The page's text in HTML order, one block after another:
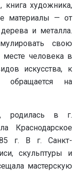
книга художника,
материалы — от
и металла.
свою
человека в
искусства, к
обращается на
родилась в г.
Краснодарское
г. В г. Санкт-
скульптуры и
мастерскую